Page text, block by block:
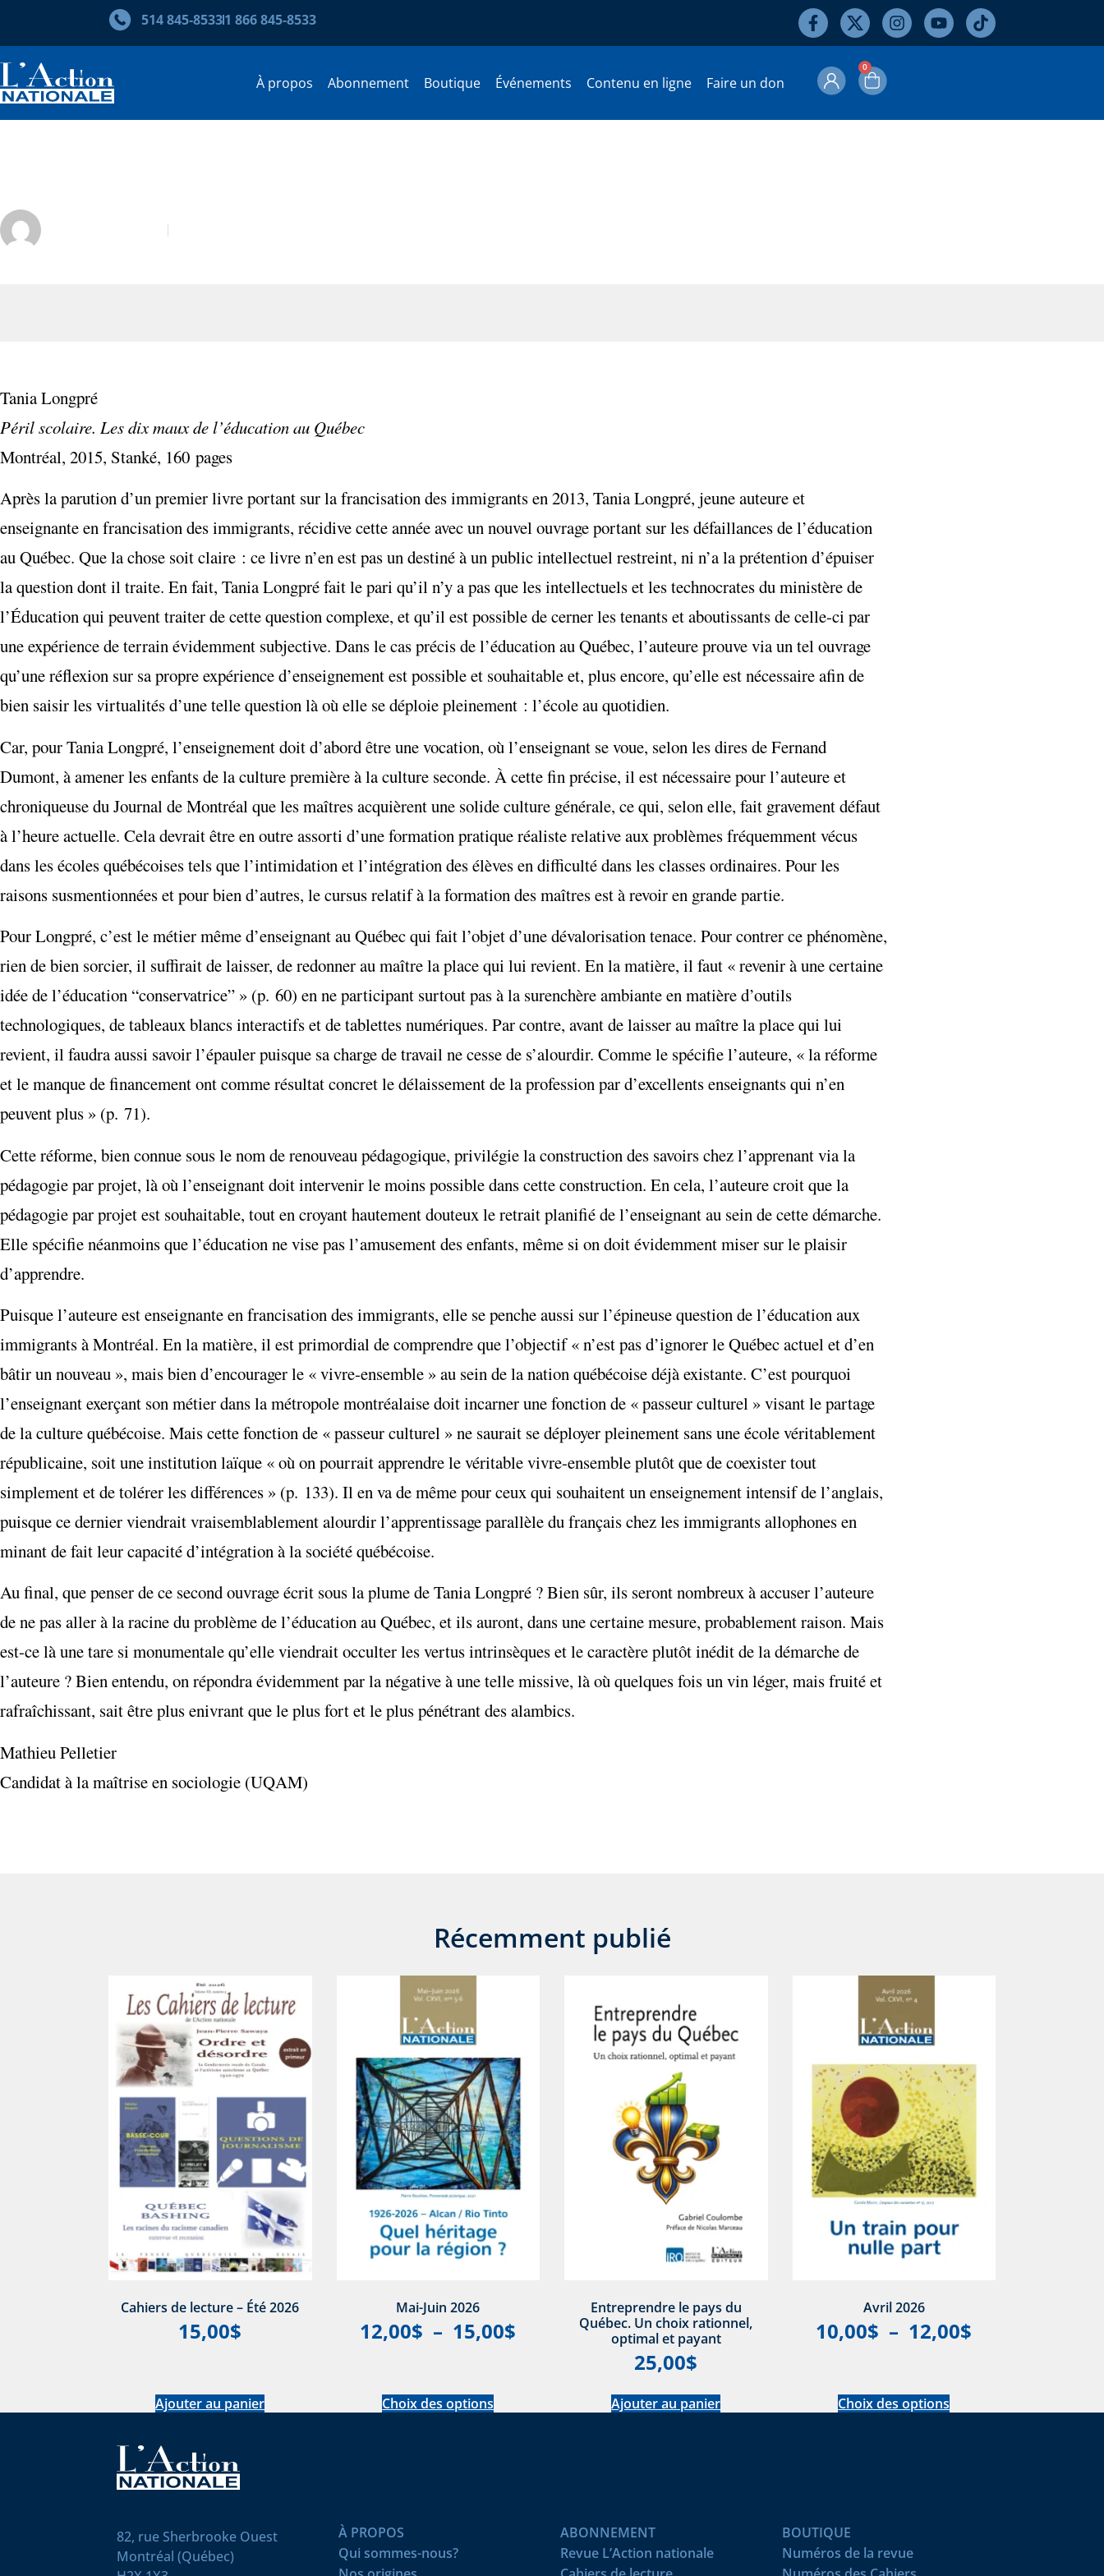
514 845‑85331 866 845‑8533
À propos Abonnement Boutique Événements Contenu en ligne Faire un don
0
Tania Longpré
Péril scolaire. Les dix maux de l’éducation au Québec
Montréal, 2015, Stanké, 160 pages
Après la parution d’un premier livre portant sur la francisation des immigrants en 2013, Tania Longpré, jeune auteure et
enseignante en francisation des immigrants, récidive cette année avec un nouvel ouvrage portant sur les défaillances de l’éducation
au Québec. Que la chose soit claire : ce livre n’en est pas un destiné à un public intellectuel restreint, ni n’a la prétention d’épuiser
la question dont il traite. En fait, Tania Longpré fait le pari qu’il n’y a pas que les intellectuels et les technocrates du ministère de
l’Éducation qui peuvent traiter de cette question complexe, et qu’il est possible de cerner les tenants et aboutissants de celle-ci par
une expérience de terrain évidemment subjective. Dans le cas précis de l’éducation au Québec, l’auteure prouve via un tel ouvrage
qu’une réflexion sur sa propre expérience d’enseignement est possible et souhaitable et, plus encore, qu’elle est nécessaire afin de
bien saisir les virtualités d’une telle question là où elle se déploie pleinement : l’école au quotidien.
Car, pour Tania Longpré, l’enseignement doit d’abord être une vocation, où l’enseignant se voue, selon les dires de Fernand
Dumont, à amener les enfants de la culture première à la culture seconde. À cette fin précise, il est nécessaire pour l’auteure et
chroniqueuse du Journal de Montréal que les maîtres acquièrent une solide culture générale, ce qui, selon elle, fait gravement défaut
à l’heure actuelle. Cela devrait être en outre assorti d’une formation pratique réaliste relative aux problèmes fréquemment vécus
dans les écoles québécoises tels que l’intimidation et l’intégration des élèves en difficulté dans les classes ordinaires. Pour les
raisons susmentionnées et pour bien d’autres, le cursus relatif à la formation des maîtres est à revoir en grande partie.
Pour Longpré, c’est le métier même d’enseignant au Québec qui fait l’objet d’une dévalorisation tenace. Pour contrer ce phénomène,
rien de bien sorcier, il suffirait de laisser, de redonner au maître la place qui lui revient. En la matière, il faut « revenir à une certaine
idée de l’éducation “conservatrice” » (p. 60) en ne participant surtout pas à la surenchère ambiante en matière d’outils
technologiques, de tableaux blancs interactifs et de tablettes numériques. Par contre, avant de laisser au maître la place qui lui
revient, il faudra aussi savoir l’épauler puisque sa charge de travail ne cesse de s’alourdir. Comme le spécifie l’auteure, « la réforme
et le manque de financement ont comme résultat concret le délaissement de la profession par d’excellents enseignants qui n’en
peuvent plus » (p. 71).
Cette réforme, bien connue sous le nom de renouveau pédagogique, privilégie la construction des savoirs chez l’apprenant via la
pédagogie par projet, là où l’enseignant doit intervenir le moins possible dans cette construction. En cela, l’auteure croit que la
pédagogie par projet est souhaitable, tout en croyant hautement douteux le retrait planifié de l’enseignant au sein de cette démarche.
Elle spécifie néanmoins que l’éducation ne vise pas l’amusement des enfants, même si on doit évidemment miser sur le plaisir
d’apprendre.
Puisque l’auteure est enseignante en francisation des immigrants, elle se penche aussi sur l’épineuse question de l’éducation aux
immigrants à Montréal. En la matière, il est primordial de comprendre que l’objectif « n’est pas d’ignorer le Québec actuel et d’en
bâtir un nouveau », mais bien d’encourager le « vivre-ensemble » au sein de la nation québécoise déjà existante. C’est pourquoi
l’enseignant exerçant son métier dans la métropole montréalaise doit incarner une fonction de « passeur culturel » visant le partage
de la culture québécoise. Mais cette fonction de « passeur culturel » ne saurait se déployer pleinement sans une école véritablement
républicaine, soit une institution laïque « où on pourrait apprendre le véritable vivre-ensemble plutôt que de coexister tout
simplement et de tolérer les différences » (p. 133). Il en va de même pour ceux qui souhaitent un enseignement intensif de l’anglais,
puisque ce dernier viendrait vraisemblablement alourdir l’apprentissage parallèle du français chez les immigrants allophones en
minant de fait leur capacité d’intégration à la société québécoise.
Au final, que penser de ce second ouvrage écrit sous la plume de Tania Longpré ? Bien sûr, ils seront nombreux à accuser l’auteure
de ne pas aller à la racine du problème de l’éducation au Québec, et ils auront, dans une certaine mesure, probablement raison. Mais
est-ce là une tare si monumentale qu’elle viendrait occulter les vertus intrinsèques et le caractère plutôt inédit de la démarche de
l’auteure ? Bien entendu, on répondra évidemment par la négative à une telle missive, là où quelques fois un vin léger, mais fruité et
rafraîchissant, sait être plus enivrant que le plus fort et le plus pénétrant des alambics.
Mathieu Pelletier
Candidat à la maîtrise en sociologie (UQAM)
Récemment publié
Cahiers de lecture – Été 2026
15,00$
Ajouter au panier
Mai-Juin 2026
12,00$ – 15,00$
Choix des options
Entreprendre le pays du
Québec. Un choix rationnel,
optimal et payant
25,00$
Ajouter au panier
Avril 2026
10,00$ – 12,00$
Choix des options
82, rue Sherbrooke Ouest
Montréal (Québec)
À PROPOS
Qui sommes-nous?
ABONNEMENT
Revue L’Action nationale
BOUTIQUE
Numéros de la revue